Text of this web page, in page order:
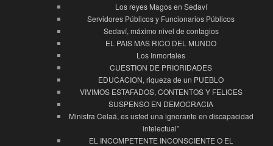
Los reyes Magos en Sedaví
Servidores Públicos y Funcionarios Públicos
Sedaví, máximo nivel de contagios
EL PAIS MAS RICO DEL MUNDO
Los Inmortales
CUESTION DE PRIORIDADES
EDUCACION, riqueza de un PUEBLO
VIVIMOS ESTAFADOS, CONTENTOS Y FELICES
SUSPENSO EN DEMOCRACIA
Ministra Celaá, es usted una ignorante en discapacidad
intelectual”
EL INCOMPETENTE INCONSCIENTE O EL